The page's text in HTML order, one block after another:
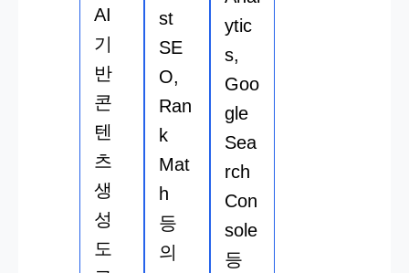
AI
기
반
콘
텐
츠
생
성
도
st
SE
O,
Ran
k
Mat
h
등
의
ytic
s,
Goo
gle
Sea
rch
Con
sole
등